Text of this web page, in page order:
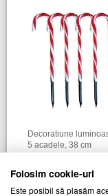
Decoratiune
5 acadele, 38 cm
Folosim cookie-uri
Este posibil să plasăm